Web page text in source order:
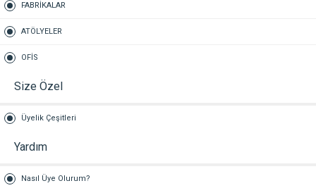
FABRİKALAR
ATÖLYELER
OFİS
Size Özel
Üyelik Çeşitleri
Yardım
Nasıl Üye Olurum?